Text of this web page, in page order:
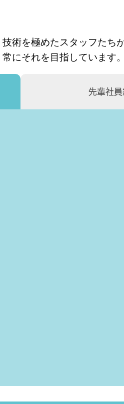
術を極めたスタッフたち
にそれを目指しています。
先輩社員